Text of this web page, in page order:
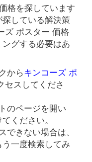
格を探しています
している解決策
ズ ポスター 価格
グする必要はあ
からキンコーズ ポ
セスしてくださ
のページを開い
ください。
できない場合は、
一度検索してみ